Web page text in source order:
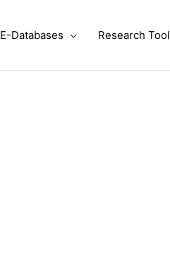
E-Databases Research Tool